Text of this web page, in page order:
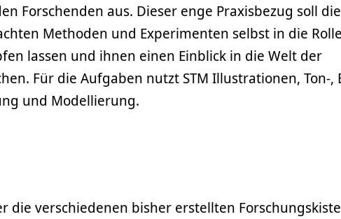
Forschenden aus. Dieser enge Praxisbezug soll die
Methoden und Experimenten selbst in die
lassen und ihnen einen Einblick in die Welt der
Für die Aufgaben nutzt STM Illustrationen, Ton-,
und Modellierung.
die verschiedenen bisher erstellten